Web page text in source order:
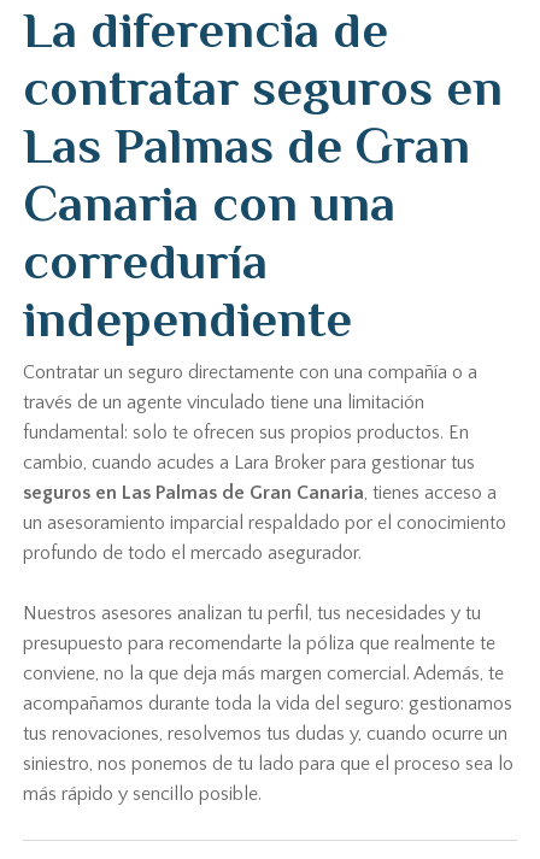
La diferencia de
contratar seguros en
Las Palmas de Gran
Canaria con una
correduría
independiente
Contratar un seguro directamente con una compañía o a
través de un agente vinculado tiene una limitación
fundamental: solo te ofrecen sus propios productos. En
cambio, cuando acudes a Lara Broker para gestionar tus
seguros en Las Palmas de Gran Canaria, tienes acceso a
un asesoramiento imparcial respaldado por el conocimiento
profundo de todo el mercado asegurador.
Nuestros asesores analizan tu perfil, tus necesidades y tu
presupuesto para recomendarte la póliza que realmente te
conviene, no la que deja más margen comercial. Además, te
acompañamos durante toda la vida del seguro: gestionamos
tus renovaciones, resolvemos tus dudas y, cuando ocurre un
siniestro, nos ponemos de tu lado para que el proceso sea lo
más rápido y sencillo posible.